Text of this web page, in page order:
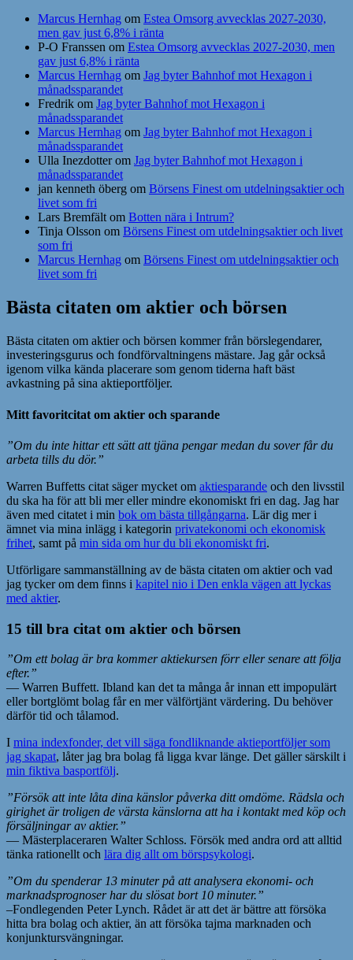
Marcus Hernhag om Estea Omsorg avvecklas 2027-2030,
men gav just 6,8% i ränta
P-O Franssen om Estea Omsorg avvecklas 2027-2030, men
gav just 6,8% i ränta
Marcus Hernhag om Jag byter Bahnhof mot Hexagon i
månadssparandet
Fredrik om Jag byter Bahnhof mot Hexagon i
månadssparandet
Marcus Hernhag om Jag byter Bahnhof mot Hexagon i
månadssparandet
Ulla Inezdotterom Jag byter Bahnhof mot Hexagon i
månadssparandet
jan kenneth öberg om Börsens Finest om utdelningsaktier och
livet som fri
Lars Bremfältom Botten nära i Intrum?
Tinja Olsson om Börsens Finest om utdelningsaktier och livet
som fri
Marcus Hernhag om Börsens Finest om utdelningsaktier och
livet som fri
Bästa citaten om aktier och börsen
Bästa citaten om aktier och börsen kommer från börslegendarer,
investeringsgurus och fondförvaltningens mästare. Jag går också
igenom vilka kända placerare som genom tiderna haft bäst
avkastning på sina aktieportföljer.
Mitt favoritcitat om aktier och sparande
”Om du inte hittar ett sätt att tjäna pengar medan du soverfår du
arbeta tills du dör.”
Warren Buffetts citat säger mycket om aktiesparande och den livsstil
du ska ha för att bli mer eller mindre ekonomiskt fri en dag. Jag har
även med citatet i min bok om bästa tillgångarna. Lär dig mer i
ämnet via mina inlägg i kategorin privatekonomi och ekonomisk
frihet, samt på min sida om hur du bli ekonomiskt fri.
Utförligare sammanställning av de bästa citaten om aktier och vad
jag tycker om dem finns i kapitel nio i Den enkla vägen att lyckas
med aktier.
15 till bra citat om aktier och börsen
”Om ett bolag är bra kommer aktiekursen förr eller senare att följa
efter.”
— Warren Buffett. Ibland kan det ta många år innan ett impopulärt
eller bortglömt bolag får en mer välförtjänt värdering. Du behöver
därför tid och tålamod.
I mina indexfonder, det vill säga fondliknande aktieportföljer som
jag skapat, låter jag bra bolag få ligga kvar länge. Det gäller särskilt i
min fiktiva basportfölj.
”Försök att inte låta dina känslor påverka ditt omdöme. Rädsla och
girighet är troligen de värsta känslorna att ha i kontakt med köp och
försäljningar av aktier.”
— Mästerplaceraren Walter Schloss. Försök med andra ord att alltid
tänka rationellt och lära dig allt om börspsykologi.
”Om du spenderar 13 minuter på att analysera ekonomi- och
marknadsprognoser har du slösat bort 10 minuter.”
–Fondlegenden Peter Lynch. Rådet är att det är bättre att försöka
hitta bra bolag och aktier, än att försöka tajma marknaden och
konjunktursvängningar.